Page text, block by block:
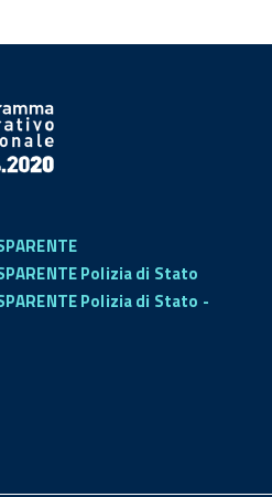
Polizia di Stato
Polizia di Stato -